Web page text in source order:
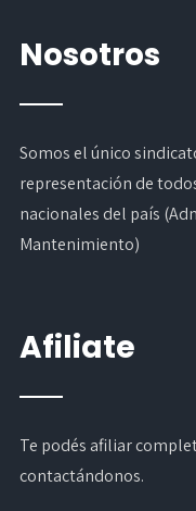
Nosotros
Somos el único
representación de
nacionales del país
Mantenimiento)
Afiliate
Te podés afiliar
contactándonos.